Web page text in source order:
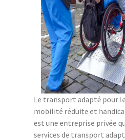
Le transport adapté pour
mobilité réduite et
est une entreprise privée
services de transport